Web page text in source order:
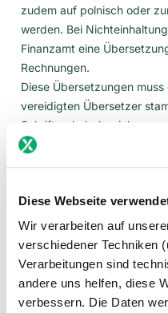
Diese Webseite
Wir verarbeiten auf
verschiedener Techniken
Verarbeitungen sind
andere uns helfen, diese
verbessern. Die Daten
zudem auf polnisch oder
werden. Bei
Finanzamt eine
Rechnungen.
Diese Übersetzungen
vereidigten Übersetzer
Schriftverkehr
polnischen Finanzamt
Ansprechpartner, inwiefern
übernehmen können.
Hinweise und
deutscher
Umsatzsteuer in